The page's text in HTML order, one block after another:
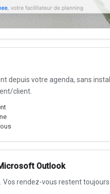
depuis votre agenda, sans
client.
Outlook
rendez-vous restent